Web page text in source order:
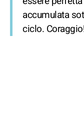
accumulata
ciclo.